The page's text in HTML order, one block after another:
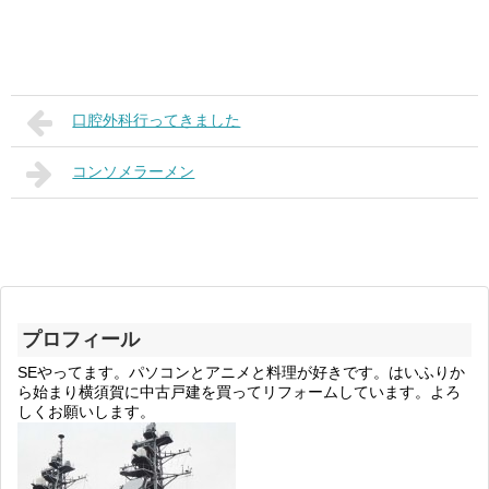
口腔外科行ってきました
コンソメラーメン
プロフィール
SEやってます。パソコンとアニメと料理が好きです。はいふりか
ら始まり横須賀に中古戸建を買ってリフォームしています。よろ
しくお願いします。